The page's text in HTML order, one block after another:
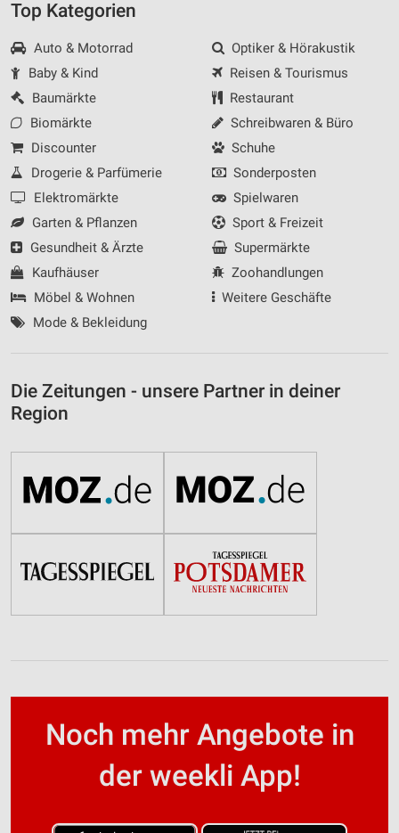
Top Kategorien
Auto & Motorrad
Baby & Kind
Baumärkte
Biomärkte
Discounter
Drogerie & Parfümerie
Elektromärkte
Garten & Pflanzen
Gesundheit & Ärzte
Kaufhäuser
Möbel & Wohnen
Mode & Bekleidung
Optiker & Hörakustik
Reisen & Tourismus
Restaurant
Schreibwaren & Büro
Schuhe
Sonderposten
Spielwaren
Sport & Freizeit
Supermärkte
Zoohandlungen
Weitere Geschäfte
Die Zeitungen - unsere Partner in deiner
Region
Noch mehr Angebote in
der weekli App!